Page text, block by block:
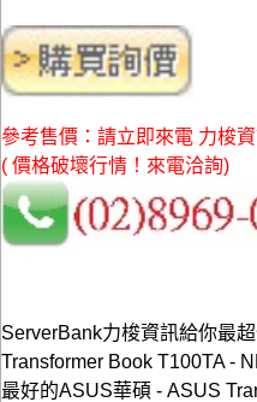
參考售價：請立即來電 力梭
( 價格破壞行情！來電洽詢)
ServerBank力梭資訊給你最
Transformer Book T100TA -
最好的ASUS華碩 - ASUS